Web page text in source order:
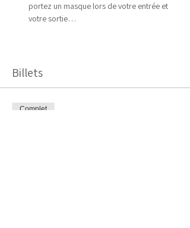
portez un masque lors de votre entrée et
votre sortie…
Billets
Complet